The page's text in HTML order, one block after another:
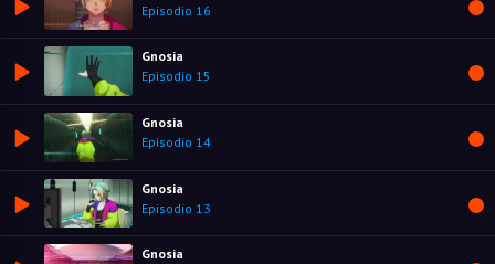
Episodio 16
Gnosia
Episodio 15
Gnosia
Episodio 14
Gnosia
Episodio 13
Gnosia